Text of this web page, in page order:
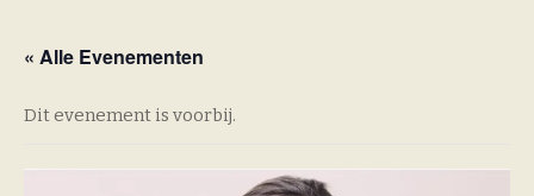
« Alle Evenementen
Dit evenement is voorbij.